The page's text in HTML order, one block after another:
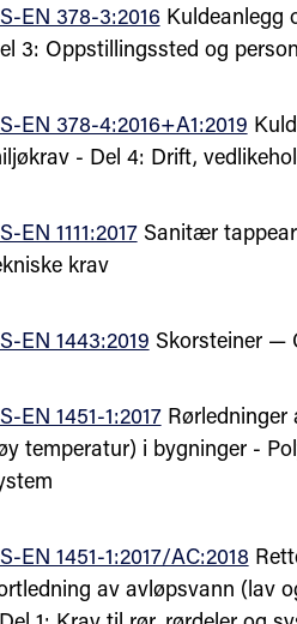
EN 378-3:2016 Kuldeanlegg
3: Oppstillingssted og
EN 378-4:2016+A1:2019
- Del 4: Drift,
EN 1111:2017Sanitær
krav
EN 1443:2019 Skorsteiner —
EN 1451-1:2017Rørledninger
temperatur) i bygninger -
EN 1451-1:2017/AC:2018
av avløpsvann (lav